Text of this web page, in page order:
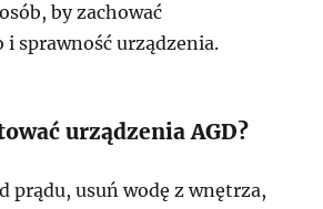
by zachować
i sprawność urządzenia.
urządzenia AGD?
prądu, usuń wodę z wnętrza,